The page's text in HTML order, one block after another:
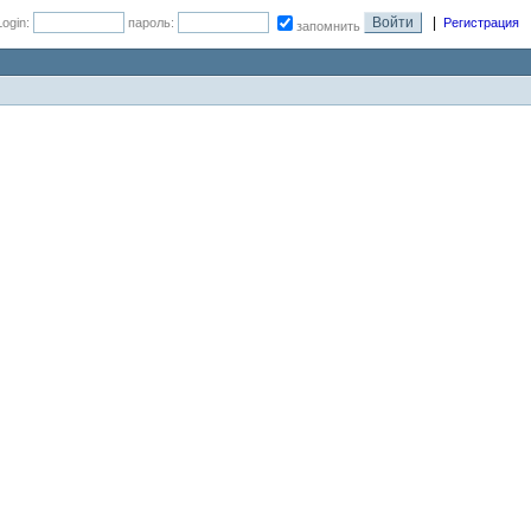
пароль: запомнить Регистрация